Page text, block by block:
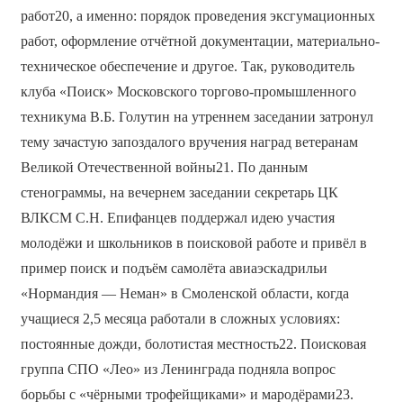
работ20, а именно: порядок проведения эксгумационных
работ, оформление отчётной документации, материально-
техническое обеспечение и другое. Так, руководитель
клуба «Поиск» Московского торгово-промышленного
техникума В.Б. Голутин на утреннем заседании затронул
тему зачастую запоздалого вручения наград ветеранам
Великой Отечественной войны21. По данным
стенограммы, на вечернем заседании секретарь ЦК
ВЛКСМ С.Н. Епифанцев поддержал идею участия
молодёжи и школьников в поисковой работе и привёл в
пример поиск и подъём самолёта авиаэскадрильи
«Нормандия — Неман» в Смоленской области, когда
учащиеся 2,5 месяца работали в сложных условиях:
постоянные дожди, болотистая местность22. Поисковая
группа СПО «Лео» из Ленинграда подняла вопрос
борьбы с «чёрными трофейщиками» и мародёрами23.